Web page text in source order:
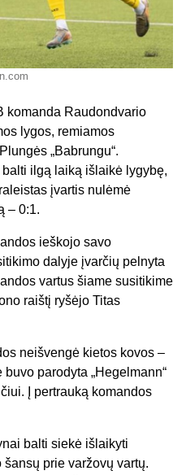
komanda Raudondvario
lygos, remiamos
„Babrungu“.
ilgą laiką išlaikė lygybę,
įvartis nulėmė
– 0:1.
ieškojo savo
dalyje įvarčių pelnyta
vartus šiame susitikime
raištį ryšėjo Titas
neišvengė kietos kovos –
parodyta „Hegelmann“
Į pertrauką komandos
balti siekė išlaikyti
prie varžovų vartų.